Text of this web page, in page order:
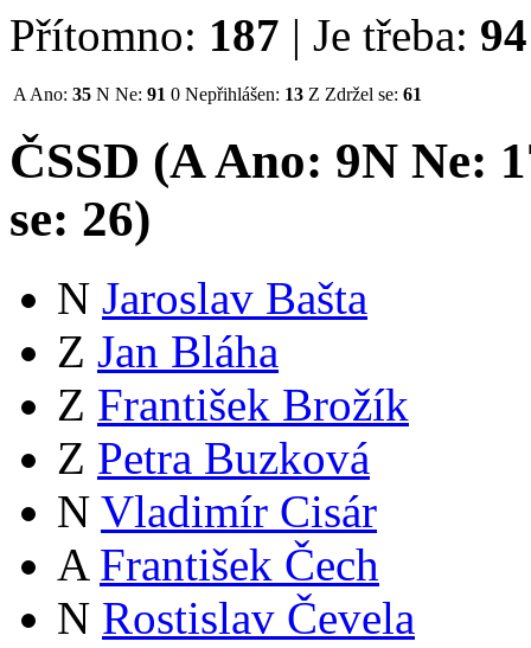
Přítomno: 187 | Je třeba: 94
A Ano: 35 N Ne: 91 0 Nepřihlášen: 13 Z Zdržel se: 61
ČSSD (AAno: 9N Ne:
se: 26)
N Jaroslav Bašta
Z Jan Bláha
Z František Brožík
Z Petra Buzková
N Vladimír Cisár
A František Čech
N Rostislav Čevela